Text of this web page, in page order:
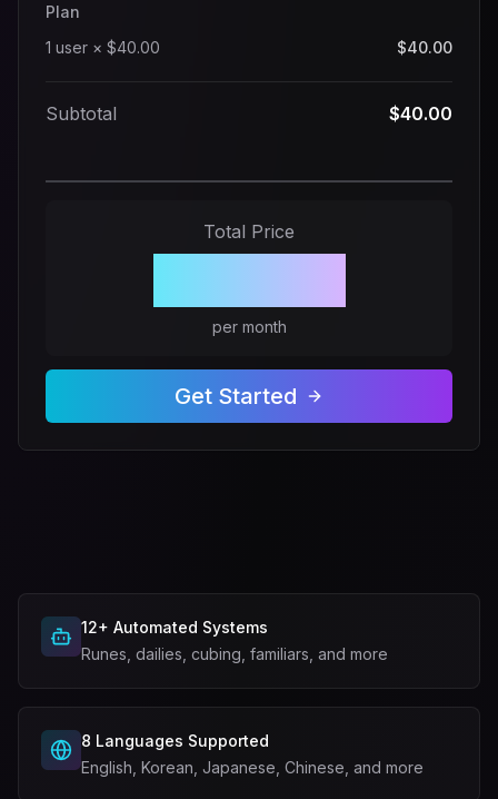
Plan
1 user × $40.00 $40.00
Subtotal $40.00
Total Price
per month
Get Started
12+ Automated Systems
Runes, dailies, cubing, familiars, and more
8 Languages Supported
English, Korean, Japanese, Chinese, and more